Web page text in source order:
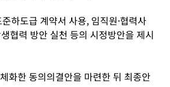
하도급 계약서 사용, 임직원·협력사
협력 방안 실천 등의 시정방안을 제시
화한 동의의결안을 마련한 뒤 최종안